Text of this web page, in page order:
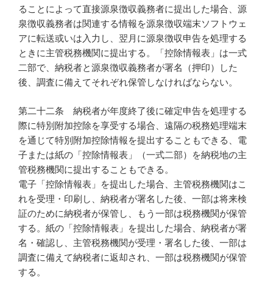
ることによって直接源泉徴収義務者に提出した場合、源
泉徴収義務者は関連する情報を源泉徴収端末ソフトウェ
アに転送或いは入力し、翌月に源泉徴収申告を処理する
ときに主管税務機関に提出する。「控除情報表」は一式
二部で、納税者と源泉徴収義務者が署名（押印）した
後、調査に備えてそれぞれ保管しなければならない。
第二十二条 納税者が年度終了後に確定申告を処理する
際に特別附加控除を享受する場合、遠隔の税務処理端末
を通じて特別附加控除情報を提出することもできる、電
子または紙の「控除情報表」（一式二部）を納税地の主
管税務機関に提出することもできる。
電子「控除情報表」を提出した場合、主管税務機関はこ
れを受理・印刷し、納税者が署名した後、一部は将来検
証のために納税者が保管し、もう一部は税務機関が保管
する。紙の「控除情報表」を提出した場合、納税者が署
名・確認し、主管税務機関が受理・署名した後、一部は
調査に備えて納税者に返却され、一部は税務機関が保管
する。